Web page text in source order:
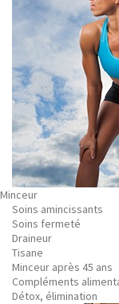
Minceur
Soins amincissants
Soins fermeté
Draineur
Tisane
Minceur après 45 ans
Compléments
Détox, élimination